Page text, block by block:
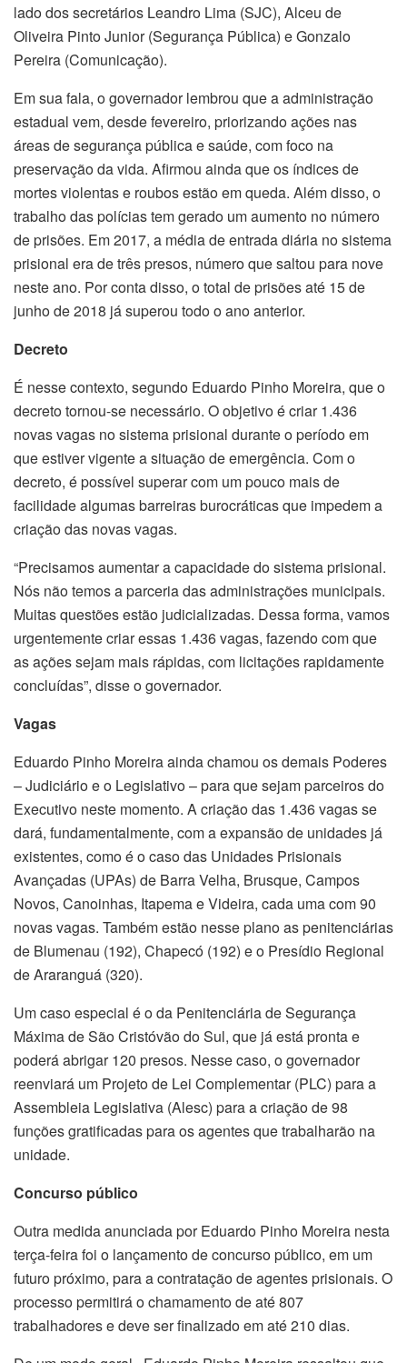
lado dos secretários Leandro Lima (SJC), Alceu de
Oliveira Pinto Junior (Segurança Pública) e Gonzalo
Pereira (Comunicação).
Em sua fala, o governador lembrou que a administração
estadual vem, desde fevereiro, priorizando ações nas
áreas de segurança pública e saúde, com foco na
preservação da vida. Afirmou ainda que os índices de
mortes violentas e roubos estão em queda. Além disso, o
trabalho das polícias tem gerado um aumento no número
de prisões. Em 2017, a média de entrada diária no sistema
prisional era de três presos, número que saltou para nove
neste ano. Por conta disso, o total de prisões até 15 de
junho de 2018 já superou todo o ano anterior.
Decreto
É nesse contexto, segundo Eduardo Pinho Moreira, que o
decreto tornou-se necessário. O objetivo é criar 1.436
novas vagas no sistema prisional durante o período em
que estiver vigente a situação de emergência. Com o
decreto, é possível superar com um pouco mais de
facilidade algumas barreiras burocráticas que impedem a
criação das novas vagas.
“Precisamos aumentar a capacidade do sistema prisional.
Nós não temos a parceria das administrações municipais.
Muitas questões estão judicializadas. Dessa forma, vamos
urgentemente criar essas 1.436 vagas, fazendo com que
as ações sejam mais rápidas, com licitações rapidamente
concluídas”, disse o governador.
Vagas
Eduardo Pinho Moreira ainda chamou os demais Poderes
– Judiciário e o Legislativo – para que sejam parceiros do
Executivo neste momento. A criação das 1.436 vagas se
dará, fundamentalmente, com a expansão de unidades já
existentes, como é o caso das Unidades Prisionais
Avançadas (UPAs) de Barra Velha, Brusque, Campos
Novos, Canoinhas, Itapema e Videira, cada uma com 90
novas vagas. Também estão nesse plano as penitenciárias
de Blumenau (192), Chapecó (192) e o Presídio Regional
de Araranguá (320).
Um caso especial é o da Penitenciária de Segurança
Máxima de São Cristóvão do Sul, que já está pronta e
poderá abrigar 120 presos. Nesse caso, o governador
reenviará um Projeto de Lei Complementar (PLC) para a
Assembleia Legislativa (Alesc) para a criação de 98
funções gratificadas para os agentes que trabalharão na
unidade.
Concurso público
Outra medida anunciada por Eduardo Pinho Moreira nesta
terça-feira foi o lançamento de concurso público, em um
futuro próximo, para a contratação de agentes prisionais. O
processo permitirá o chamamento de até 807
trabalhadores e deve ser finalizado em até 210 dias.